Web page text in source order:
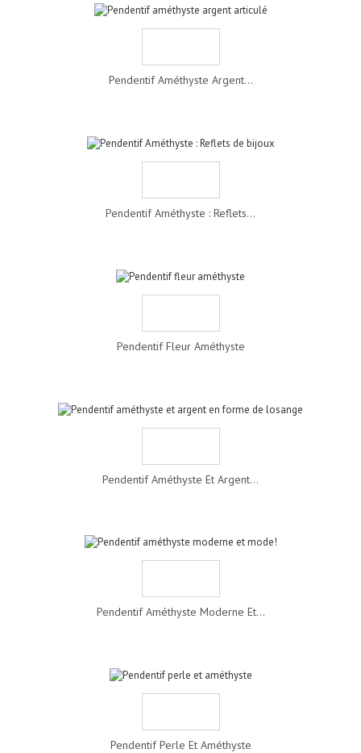
Pendentif Améthyste Argent...
Pendentif Améthyste : Reflets...
Pendentif Fleur Améthyste
Pendentif Améthyste Et Argent...
Pendentif Améthyste Moderne Et...
Pendentif Perle Et Améthyste